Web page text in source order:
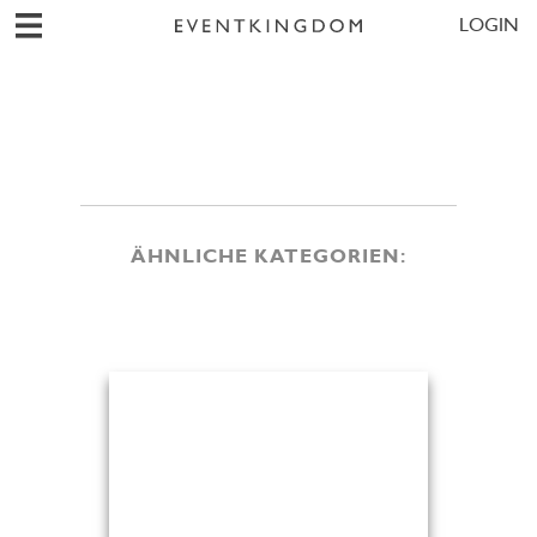
LOGIN
ÄHNLICHE KATEGORIEN: